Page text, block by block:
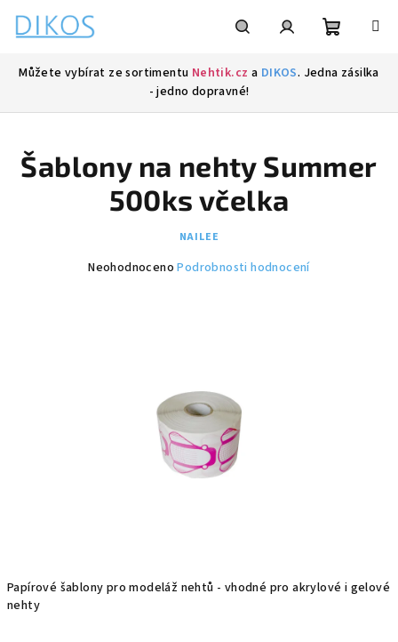
obsah
Můžete vybírat ze sortimentu Nehtik.cz a DIKOS. Jedna zásilka
- jedno dopravné!
Papírové šablony pro modeláž nehtů - vhodné pro akrylové i gelové
nehty
Šablony na nehty Summer
500ks včelka
NAILEE
Průměrné
Neohodnoceno Podrobnosti hodnocení